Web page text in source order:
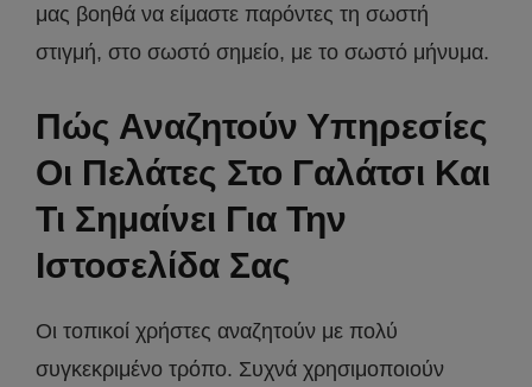
μας βοηθά να είμαστε παρόντες τη σωστή
στιγμή, στο σωστό σημείο, με το σωστό μήνυμα.
Πώς Αναζητούν Υπηρεσίες
Οι Πελάτες Στο Γαλάτσι Και
Τι Σημαίνει Για Την
Ιστοσελίδα Σας
Οι τοπικοί χρήστες αναζητούν με πολύ
συγκεκριμένο τρόπο. Συχνά χρησιμοποιούν